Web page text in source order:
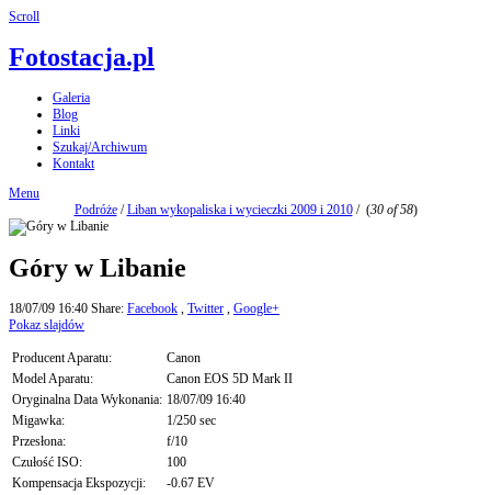
Scroll
Fotostacja.pl
Galeria
Blog
Linki
Szukaj/Archiwum
Kontakt
Menu
Podróże/Liban wykopaliska i wycieczki 2009 i 2010/ (30 of 58)
Góry w Libanie
18/07/09 16:40 Share: Facebook , Twitter , Google+
Pokaz slajdów
Producent Aparatu:
Canon
Model Aparatu:
Canon EOS 5D Mark II
Oryginalna Data Wykonania: 18/07/09 16:40
Migawka:
1/250 sec
Przesłona:
f/10
Czułość ISO:
100
Kompensacja Ekspozycji:
-0.67 EV